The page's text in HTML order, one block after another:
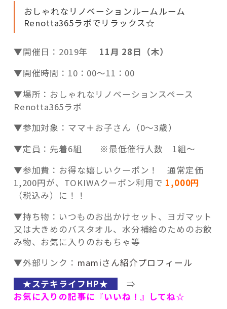
おしゃれなリノベーションルームルーム
Renotta365ラボでリラックス☆
▼開催日：2019年 11月 28日（木）
▼開催時間：10：00～11：00
▼場所：おしゃれなリノベーションスペース
Renotta365ラボ
▼参加対象：ママ＋お子さん（0～3歳）
▼定員：先着6組 ※最低催行人数 1組～
▼参加費：お得な嬉しいクーポン！ 通常定価
1,200円が、TOKIWAクーポン利用で 1,000円
（税込み）に！！
▼持ち物：いつものお出かけセット、ヨガマット
又は大きめのバスタオル、水分補給のためのお飲
み物、お気に入りのおもちゃ等
▼外部リンク： mamiさん紹介プロフィール
★ステキライフHP★
⇒
お気に入りの記事に『いいね！』してね☆